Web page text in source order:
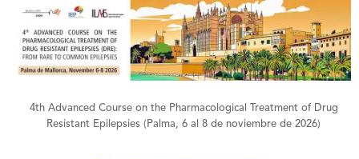
+
4th Advanced Course on the Pharmacological Treatment of Drug
Resistant Epilepsies (Palma, 6 al 8 de noviembre de 2026)